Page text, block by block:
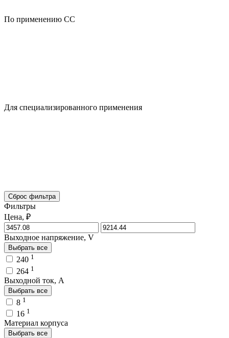
По применению CC
Для специализированного применения
Сброс фильтра
Фильтры
Цена, ₽
Выходное напряжение, V
Выбрать все
240 1
264 1
Выходной ток, A
Выбрать все
8 1
16 1
Материал корпуса
Выбрать все